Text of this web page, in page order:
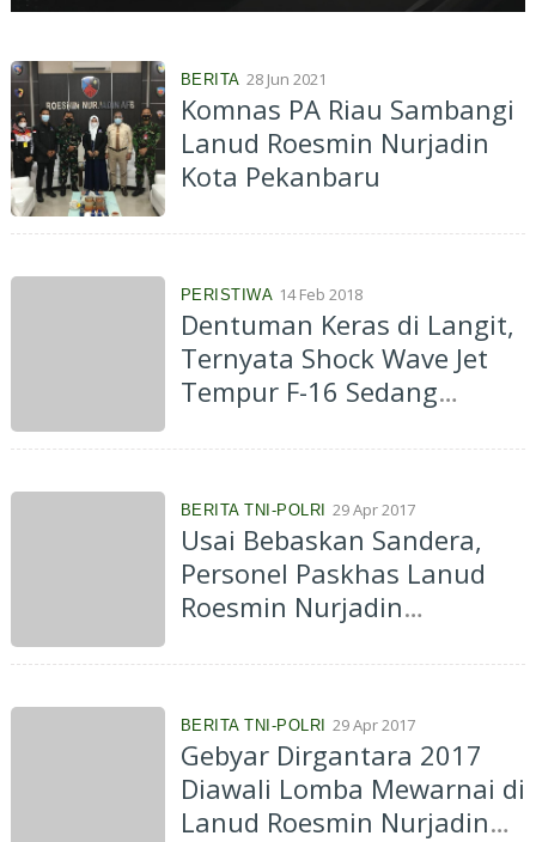
BERITA 28 Jun 2021
Komnas PA Riau Sambangi
Lanud Roesmin Nurjadin
Kota Pekanbaru
PERISTIWA 14 Feb 2018
Dentuman Keras di Langit,
Ternyata Shock Wave Jet
Tempur F-16 Sedang
BERITA TNI-POLRI 29 Apr 2017
Usai Bebaskan Sandera,
Personel Paskhas Lanud
Roesmin Nurjadin
di Pos Musuh
BERITA TNI-POLRI 29 Apr 2017
Gebyar Dirgantara 2017
Diawali Lomba Mewarnai di
Lanud Roesmin Nurjadin